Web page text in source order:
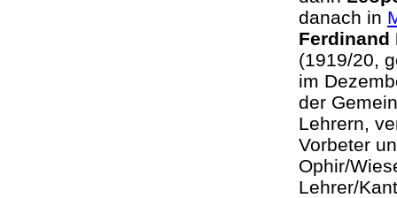
danach in
Ferdinand
(1919/20,
im
der
Lehrern,
Vorbeter
Ophir/
Lehrer/